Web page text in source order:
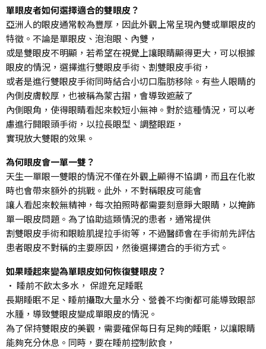
單眼皮者如何選擇適合的雙眼皮？
亞洲人的眼皮通常較為豐厚，因此外觀上常呈現內雙或單眼皮的
特徵。不論是單眼皮、泡泡眼、內雙，
或是雙眼皮不明顯，若希望在視覺上讓眼睛顯得更大，可以根據
眼皮的情況，選擇進行雙眼皮手術、割雙眼皮手術，
或者是進行雙眼皮手術同時結合小切口脂肪移除。有些人眼睛的
內側皮膚較厚，也被稱為蒙古摺，會導致遮蔽了
內側眼角，使得眼睛看起來較短小無神。對於這種情況，可以考
慮進行開眼頭手術，以拉長眼型、調整眼距，
實現放大雙眼的效果。
為何眼皮會一單一雙？
天生一單眼一雙眼的情況不僅在外觀上顯得不協調，而且在化妝
時也會帶來額外的挑戰。此外，不對稱眼皮可能會
讓人看起來較無精神，每次拍照時都需要刻意睜大眼睛，以掩飾
單一眼皮問題。為了協助這類情況的患者，通常提供
割雙眼皮手術和眼瞼肌提拉手術等，不過醫師會在手術前先評估
患者眼皮不對稱的主要原因，然後選擇適合的手術方式。
如果睡起來變為單眼皮如何恢復雙眼皮？
• 睡前不飲太多水， 保證充足睡眠
長期睡眠不足、睡前攝取大量水分、營養不均衡都可能導致眼部
水腫，導致雙眼皮變成單眼皮的情況。
為了保持雙眼皮的美觀，需要確保每日有足夠的睡眠，以讓眼睛
能夠充分休息。同時，要在睡前控制飲食，